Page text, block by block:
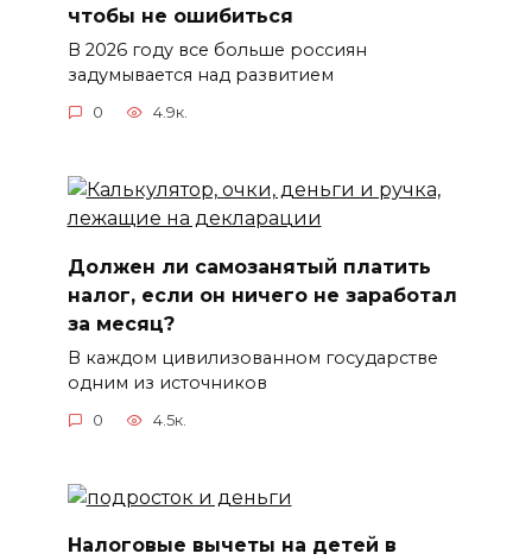
чтобы не ошибиться
В 2026 году все больше россиян
задумывается над развитием
0 4.9к.
Должен ли самозанятый платить
налог, если он ничего не заработал
за месяц?
В каждом цивилизованном государстве
одним из источников
0 4.5к.
Налоговые вычеты на детей в